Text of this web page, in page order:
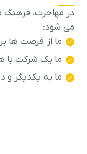
در مهاجرت، فرهنگ
می شود:
ما از فرصت ها
ما یک شرکت
ما به یکدیگر و